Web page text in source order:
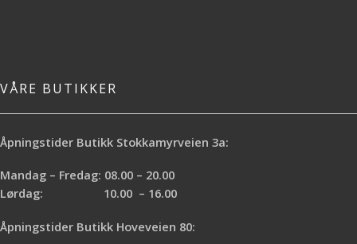
VÅRE BUTIKKER
Åpningstider Butikk Stokkamyrveien 3a:
Mandag – Fredag: 08.00 – 20.00
Lørdag: 10.00 – 16.00
Åpningstider Butikk Hoveveien 80: